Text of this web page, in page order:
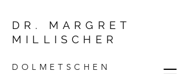
DR. MARGRET
MILLISCHER
DOLMETSCHEN